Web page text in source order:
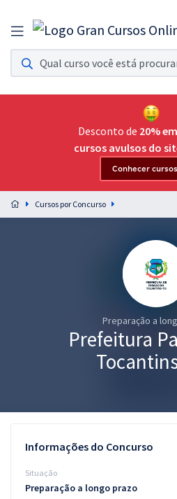
Assinatura Ilimitada 11
Acesso a todos os cursos. Teste grátis por 7
Assinatura OAB Até Passar
Acesso ilimitado a toda preparação para o
Preparação completa e intensiva para as
residências em saúde do Brasil
Conteúdo gratuito
Desconto de 20%
cursos avulsos do
Conhecer cursos
Cursos por Concurso
Preparação a
Prefeitura
Informações do Concurso
Situação
Preparação a longo prazo